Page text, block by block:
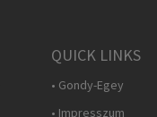
QUICK LINKS
• Gondy-Egey
• Impresszum